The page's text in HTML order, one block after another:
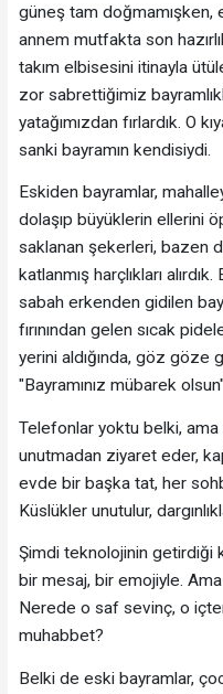
güneş tam doğmamışken,
annem mutfakta son
takım elbisesini itinayla
zor sabrettiğimiz
yatağımızdan fırlardık. O
sanki bayramın kendisiydi.
Eskiden bayramlar,
dolaşıp büyüklerin ellerini
saklanan şekerleri, bazen
katlanmış harçlıkları
sabah erkenden gidilen
fırınından gelen sıcak
yerini aldığında, göz göze
"Bayramınız mübarek
Telefonlar yoktu belki, ama
unutmadan ziyaret eder,
evde bir başka tat, her
Küslükler unutulur,
Şimdi teknolojinin getirdiği
bir mesaj, bir emojiyle.
Nerede o saf sevinç, o
muhabbet?
Belki de eski bayramlar,